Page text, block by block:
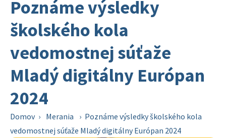
Poznáme výsledky
školského kola
vedomostnej súťaže
Mladý digitálny Európan
2024
Domov › Merania › Poznáme výsledky školského kola
vedomostnej súťaže Mladý digitálny Európan 2024